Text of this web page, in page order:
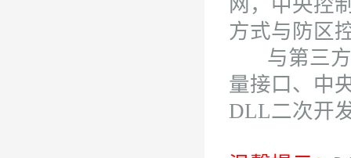
网，中央控
方式与防区
与第三方
量接口、中
DLL二次开